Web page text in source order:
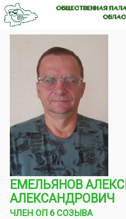
ОБЩЕСТВЕННАЯ
ЕМЕЛЬЯНОВ
АЛЕКСАНДРОВИЧ
ЧЛЕН ОП 6 СОЗЫВА